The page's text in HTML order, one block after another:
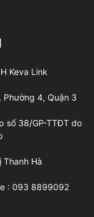
Keva Link
4, Quận 3
số 38/GP-TTĐT do
Thanh Hà
: 093 8899092